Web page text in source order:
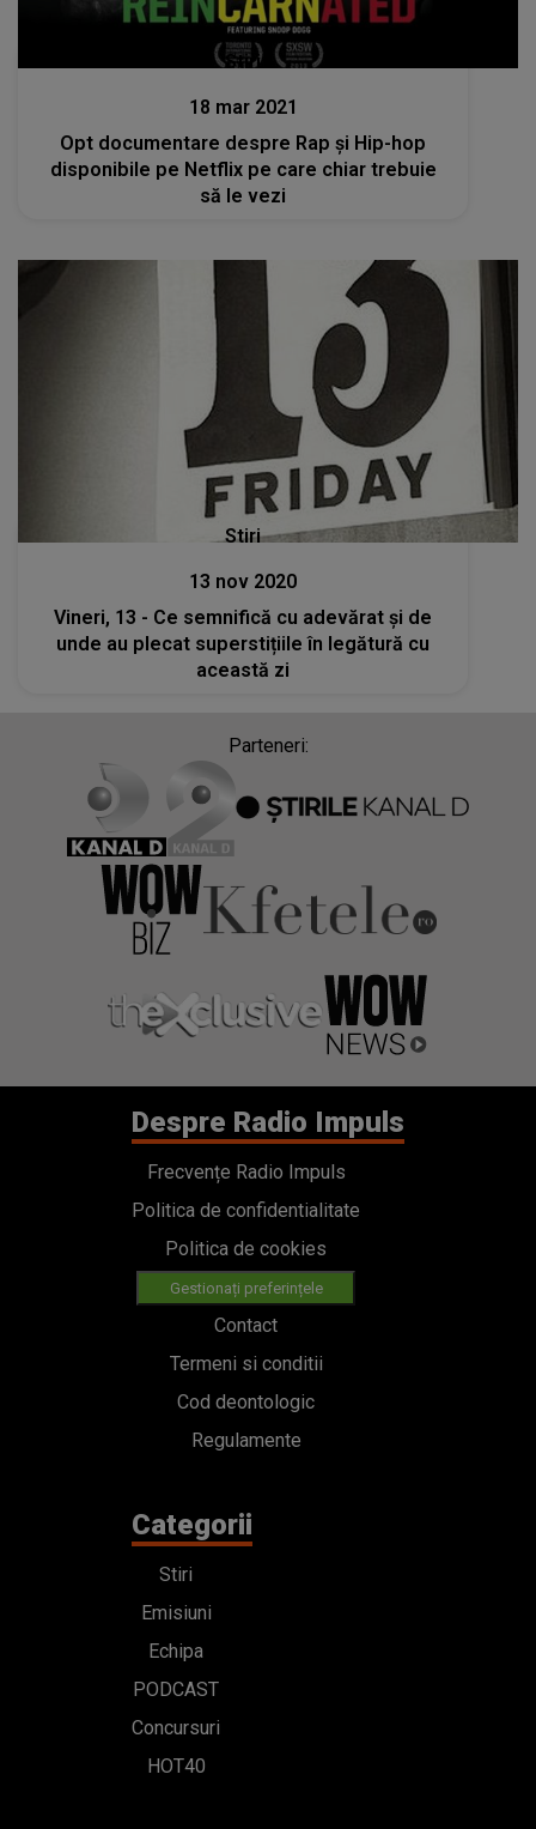
Stiri
18 mar 2021
Opt documentare despre Rap și Hip-hop
disponibile pe Netflix pe care chiar trebuie
să le vezi
Stiri
13 nov 2020
Vineri, 13 - Ce semnifică cu adevărat și de
unde au plecat superstițiile în legătură cu
această zi
Parteneri:
Despre Radio Impuls
Frecvențe Radio Impuls
Politica de confidentialitate
Politica de cookies
Gestionați preferințele
Contact
Termeni si conditii
Cod deontologic
Regulamente
Categorii
Stiri
Emisiuni
Echipa
PODCAST
Concursuri
HOT40